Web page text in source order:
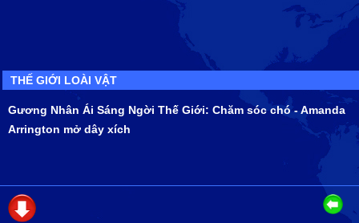
THẾ GIỚI LOÀI VẬT
Gương Nhân Ái Sáng Ngời Thế Giới: Chăm sóc chó - Amanda
Arrington mở dây xích